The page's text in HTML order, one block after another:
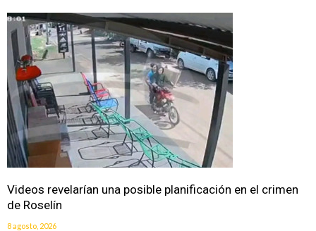
Videos revelarían una posible planificación en el crimen
de Roselín
8 agosto, 2026